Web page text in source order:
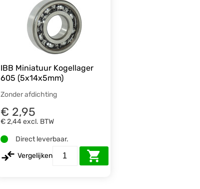
IBB Miniatuur Kogellager
605 (5x14x5mm)
Zonder afdichting
€ 2,95
€ 2,44 excl. BTW
Direct leverbaar.
Vergelijken